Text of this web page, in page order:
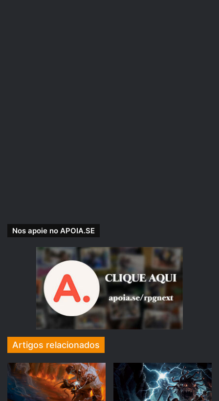
Nos apoie no APOIA.SE
Artigos relacionados